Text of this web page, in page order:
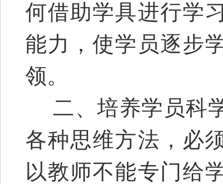
何借助学具进行学
能力，使学员逐步
领。
二、培养学员科
各种思维方法，必
以教师不能专门给